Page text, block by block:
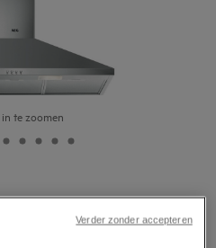
te zoomen
Verder zonder accepteren